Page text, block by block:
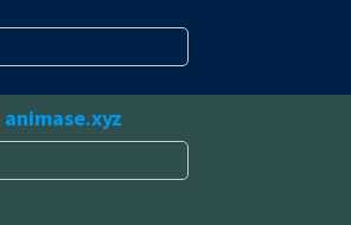
animase.xyz